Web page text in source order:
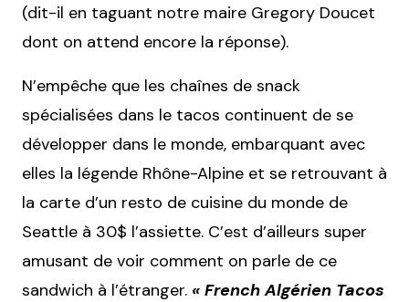
(dit-il en taguant notre maire Gregory Doucet
dont on attend encore la réponse).
N’empêche que les chaînes de snack
spécialisées dans le tacos continuent de se
développer dans le monde, embarquant avec
elles la légende Rhône-Alpine et se retrouvant à
la carte d’un resto de cuisine du monde de
Seattle à 30$ l’assiette. C’est d’ailleurs super
amusant de voir comment on parle de ce
sandwich à l’étranger. « French Algérien Tacos